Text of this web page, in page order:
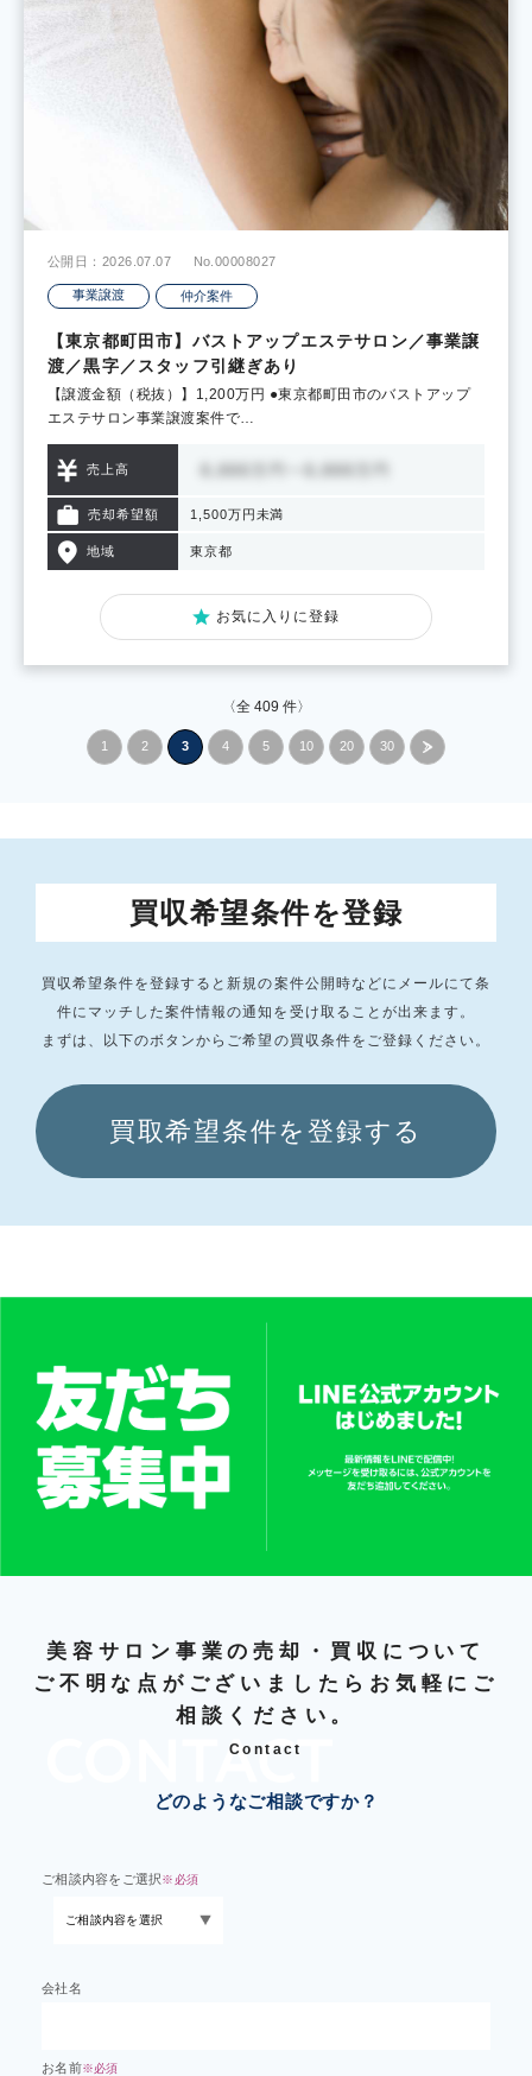
公開日：2026.07.07 No.00008027
事業譲渡 仲介案件
【東京都町田市】バストアップエステサロン／事業譲
渡／黒字／スタッフ引継ぎあり
【譲渡金額（税抜）】1,200万円 ●東京都町田市のバストアップ
エステサロン事業譲渡案件で…
売上高
売却希望額 1,500万円未満
地域 東京都
お気に入りに登録
〈全 409 件〉
1 2 3 4 5 10 20 30 »
買収希望条件を登録
買収希望条件を登録すると新規の案件公開時などにメールにて条
件にマッチした案件情報の通知を受け取ることが出来ます。
まずは、以下のボタンからご希望の買収条件をご登録ください。
買取希望条件を登録する
美容サロン事業の売却・買収について
ご不明な点がございましたらお気軽にご
相談ください。
Contact
どのようなご相談ですか？
ご相談内容をご選択※必須
会社名
お名前※必須